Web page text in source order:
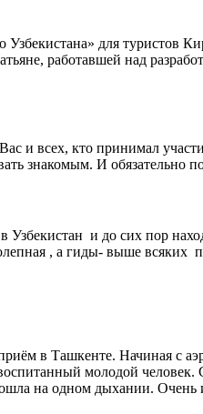
для туристов
работавшей над
и всех, кто принимал
знакомым. И обязательно
и до сих пор
, а гиды- выше
в Ташкенте. Начиная с
молодой
на одном дыхании. Очень